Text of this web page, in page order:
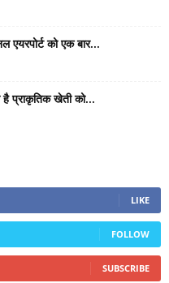
एयरपोर्ट को एक बार...
है प्राकृतिक खेती को...
LIKE
FOLLOW
SUBSCRIBE